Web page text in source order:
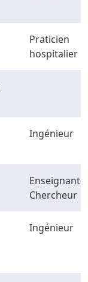
Praticien
hospitalier
Ingénieur
Enseignant-
Chercheur
Ingénieur